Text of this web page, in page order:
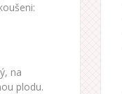
na
plodu.